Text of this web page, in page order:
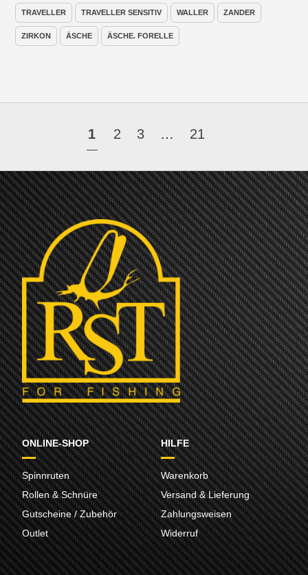
TRAVELLER TRAVELLER SENSITIV WALLER ZANDER
ZIRKON ÄSCHE ÄSCHE. FORELLE
1 2 3 … 21
ONLINE-SHOP
Spinnruten
Rollen & Schnüre
Gutscheine / Zubehör
Outlet
HILFE
Warenkorb
Versand & Lieferung
Zahlungsweisen
Widerruf